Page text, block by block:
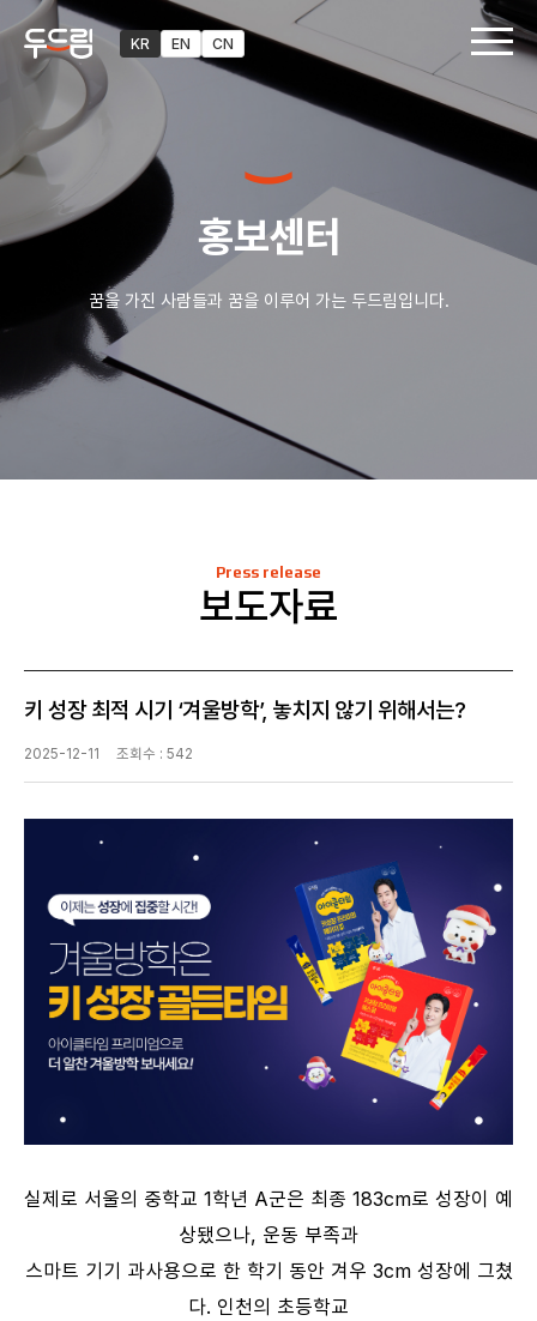
KR EN CN
홍보센터
꿈을 가진 사람들과 꿈을 이루어 가는 두드림입니다.
Press release
보도자료
키 성장 최적 시기 ‘겨울방학’, 놓치지 않기 위해서는?
2025-12-11 조회수 : 542
실제로 서울의 중학교 1학년 A군은 최종 183cm로 성장이 예
상됐으나, 운동 부족과
스마트 기기 과사용으로 한 학기 동안 겨우 3cm 성장에 그쳤
다. 인천의 초등학교